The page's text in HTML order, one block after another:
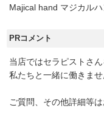
Majical hand マジカルハ
PRコメント
当店ではセラピストさ
私たちと一緒に働きませ
ご質問、その他詳細等